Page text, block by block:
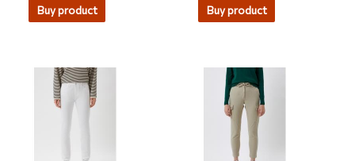
Buy product Buy product